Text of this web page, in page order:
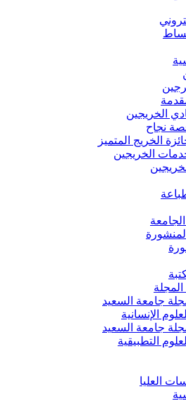
الخريجين
نجاح
الخريج المتميز
الخريجين
جامعة السعيد
الإنسانية
جامعة السعيد
التطبيقية
العليا